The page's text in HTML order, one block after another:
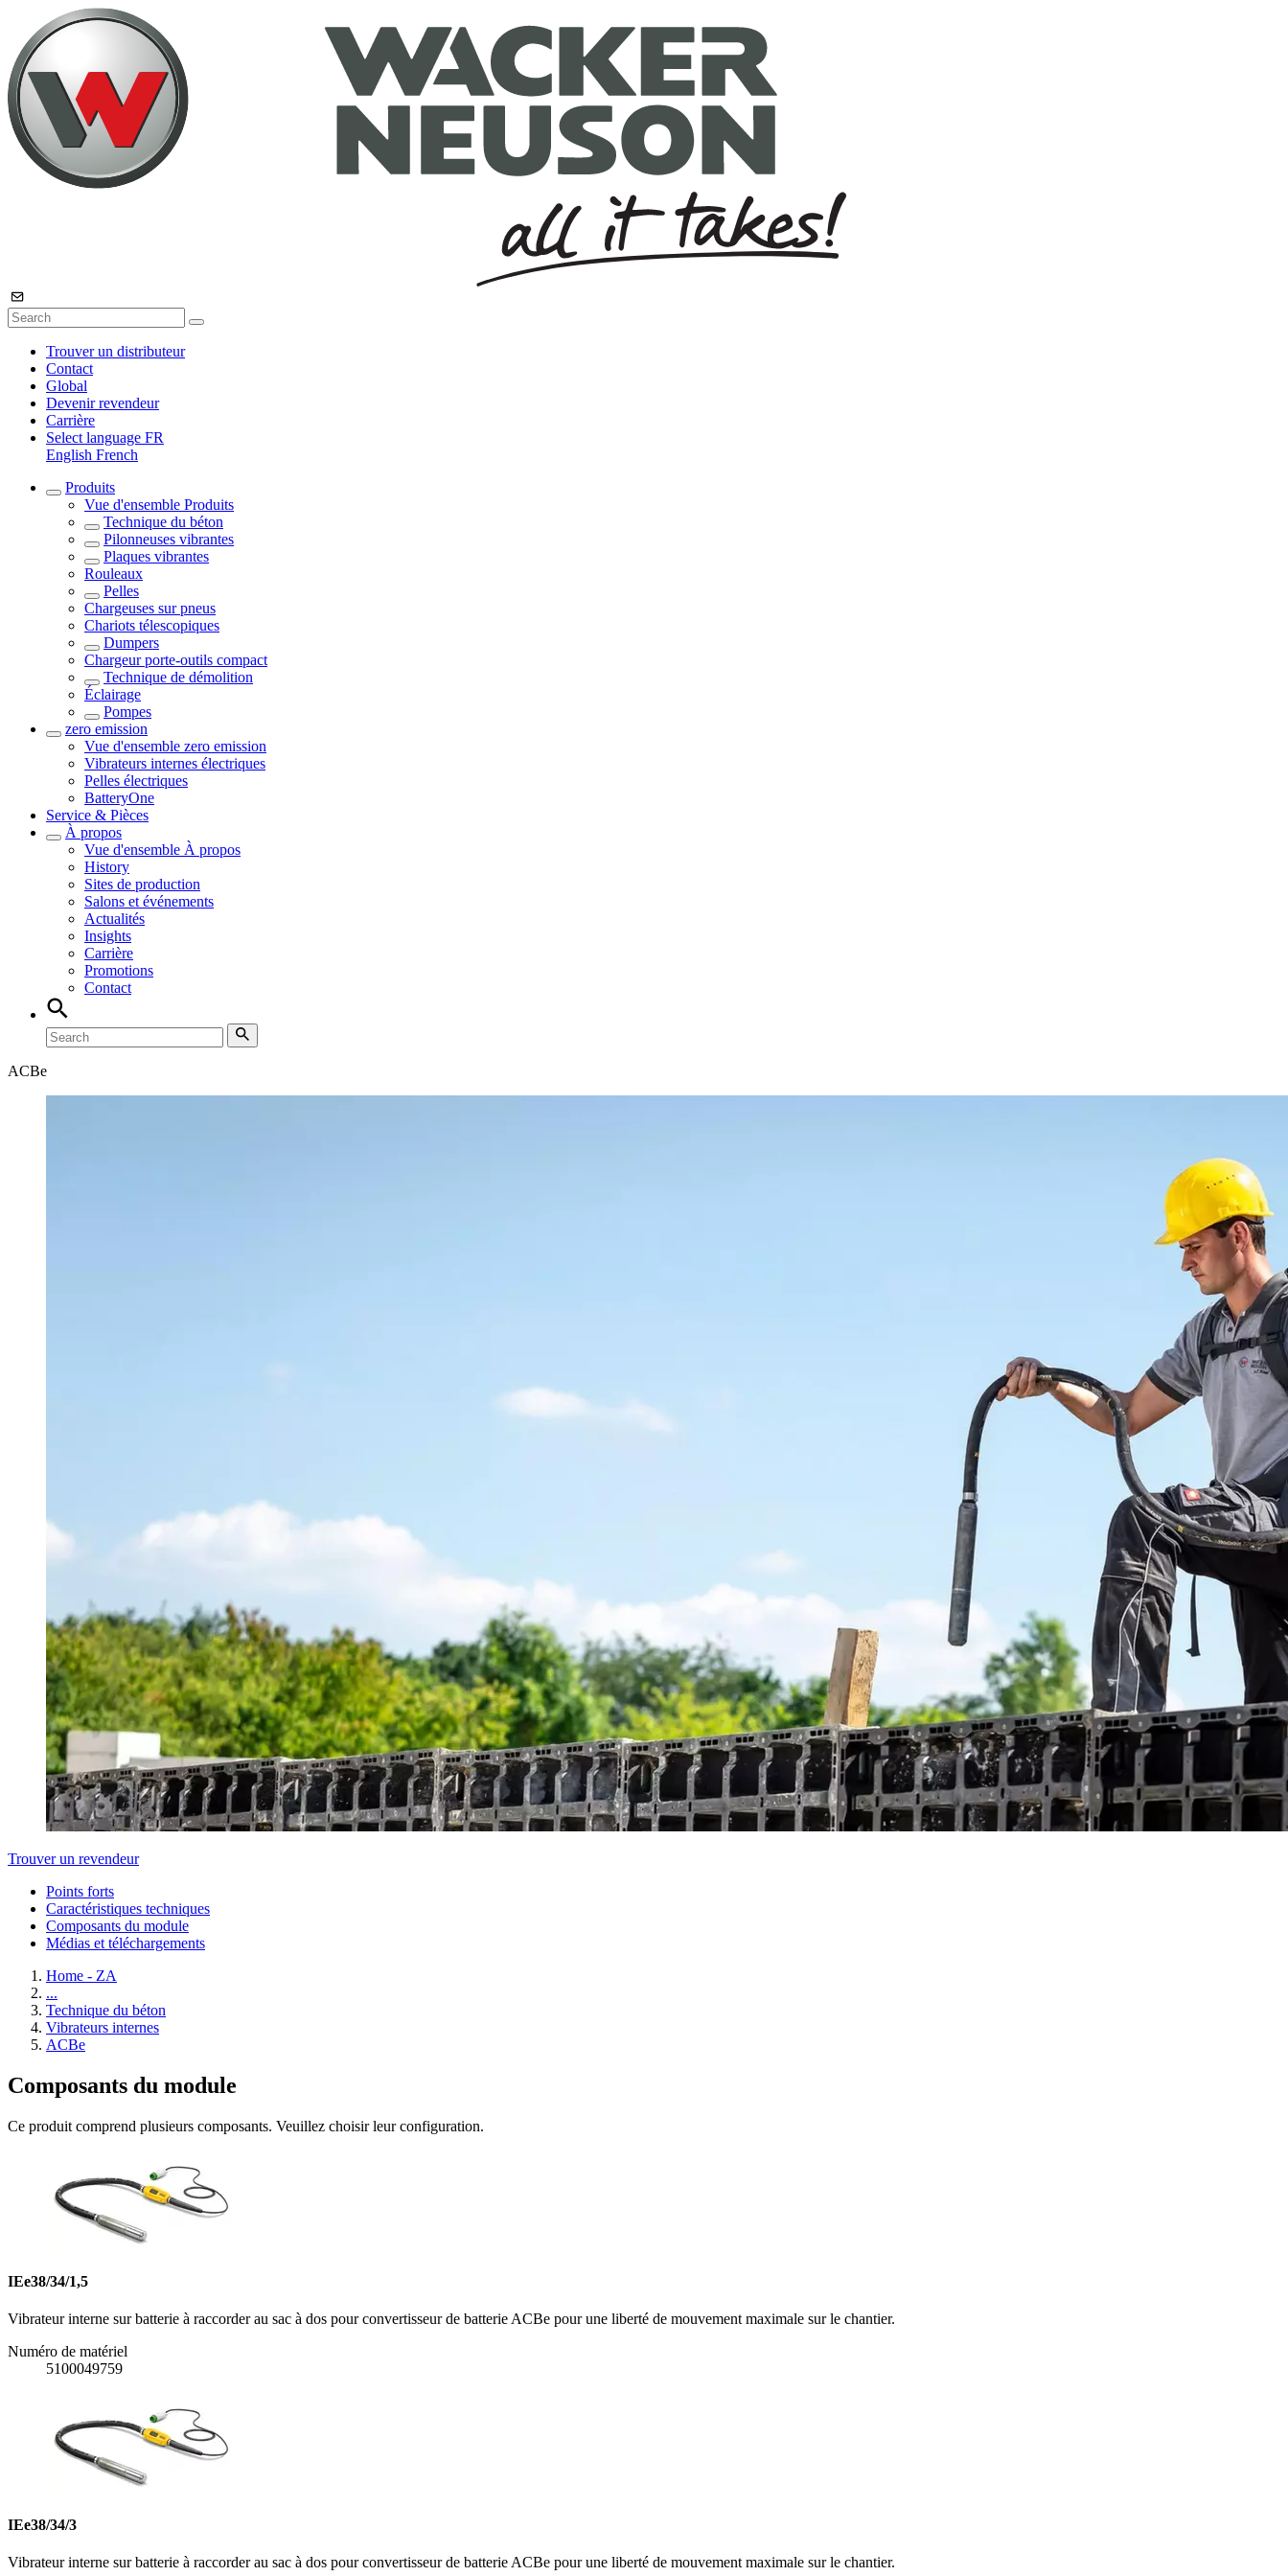
Trouver un distributeur
Contact
Global
Devenir revendeur
Carrière
Select language FR
English French
Produits
Vue d'ensemble Produits
Technique du béton
Pilonneuses vibrantes
Plaques vibrantes
Rouleaux
Pelles
Chargeuses sur pneus
Chariots télescopiques
Dumpers
Chargeur porte-outils compact
Technique de démolition
Éclairage
Pompes
zero emission
Vue d'ensemble zero emission
Vibrateurs internes électriques
Pelles électriques
BatteryOne
Service & Pièces
À propos
Vue d'ensemble À propos
History
Sites de production
Salons et événements
Actualités
Insights
Carrière
Promotions
Contact
ACBe
Trouver un revendeur
Points forts
Caractéristiques techniques
Composants du module
Médias et téléchargements
Home - ZA
...
Technique du béton
Vibrateurs internes
ACBe
Composants du module
Ce produit comprend plusieurs composants. Veuillez choisir leur configuration.
IEe38/34/1,5
Vibrateur interne sur batterie à raccorder au sac à dos pour convertisseur de batterie ACBe pour une liberté de mouvement maximale sur le chantier.
Numéro de matériel
5100049759
IEe38/34/3
Vibrateur interne sur batterie à raccorder au sac à dos pour convertisseur de batterie ACBe pour une liberté de mouvement maximale sur le chantier.